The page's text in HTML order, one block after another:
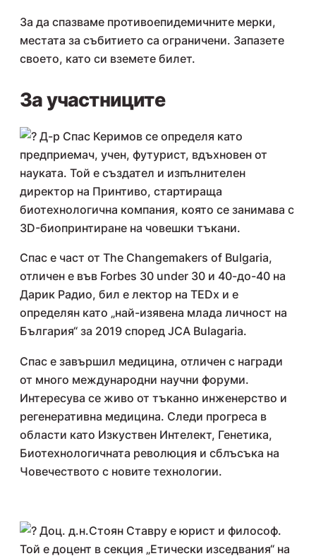
За да спазваме противоепидемичните мерки,
местата за събитието са ограничени. Запазете
своето, като си вземете билет.
За участниците
Д-р Спас Керимов се определя като
предприемач, учен, футурист, вдъхновен от
науката. Той е създател и изпълнителен
директор на Принтиво, стартираща
биотехнологична компания, която се занимава с
3D-биопринтиране на човешки тъкани.
Спас е част от The Changemakers of Bulgaria,
отличен е във Forbes 30 under 30 и 40-до-40 на
Дарик Радио, бил е лектор на TEDx и е
определян като „най-изявена млада личност на
България“ за 2019 според JCA Bulagaria.
Спас е завършил медицина, отличен с награди
от много международни научни форуми.
Интересува се живо от тъканно инженерство и
регенеративна медицина. Следи прогреса в
области като Изкуствен Интелект, Генетика,
Биотехнологичната революция и сблъсъка на
Човечеството с новите технологии.
Доц. д.н.Стоян Ставру е юрист и философ.
Той е доцент в секция „Етически изседвания“ на